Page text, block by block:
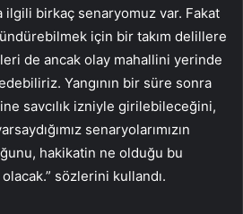
ilgili birkaç senaryomuz var. Fakat
için bir takım delillere
de ancak olay mahallini yerinde
Yangının bir süre sonra
savcılık izniyle girilebileceğini,
senaryolarımızın
hakikatin ne olduğu bu
sözlerini kullandı.